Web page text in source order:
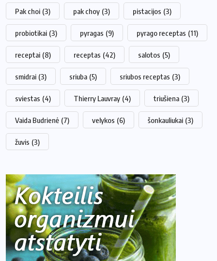
Pak choi (3) pak choy (3) pistacijos (3)
probiotikai (3) pyragas (9) pyrago receptas (11)
receptai (8) receptas (42) salotos (5)
smidrai (3) sriuba (5) sriubos receptas (3)
sviestas (4) Thierry Lauvray (4) triušiena (3)
Vaida Budrienė (7) velykos (6) šonkauliukai (3)
žuvis (3)